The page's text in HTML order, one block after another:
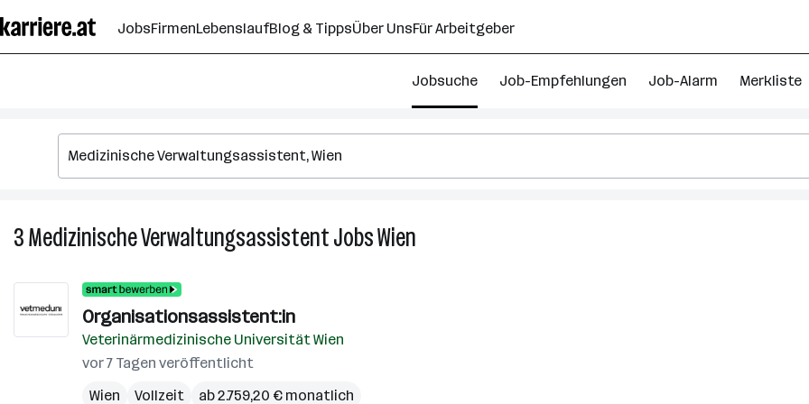
Seiteninhalt
springen
JobsFirmenLebenslaufBlog & TippsÜber UnsFür Arbeitgeber
Jobsuche Job-Empfehlungen Job-Alarm Merkliste
3Medizinische VerwaltungsassistentJobsWien
Organisationsassistent:in
Veterinärmedizinische Universität Wien
vor 7 Tagen veröffentlicht
Wien
Vollzeit ab 2.759,20 € monatlich